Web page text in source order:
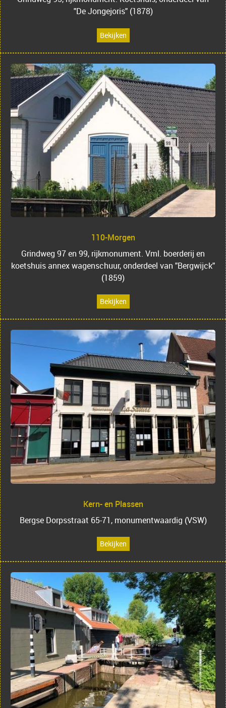
"De Jongejoris" (1878)
Bekijken
110-Morgen
Grindweg 97 en 99, rijkmonument. Vml. boerderij en
koetshuis annex wagenschuur, onderdeel van "Bergwijck"
(1859)
Bekijken
Kern- en Plassen
Bergse Dorpsstraat 65-71, monumentwaardig (VSW)
Bekijken